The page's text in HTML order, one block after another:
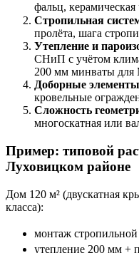
фальц,
Стропильная
пролёта, шага
Утепление и
СНиП с учётом
200 мм минваты
Доборные элементы
кровельные
Сложность
многоскатная или
Пример: типовой
Луховицком районе
Дом 120 м² (двускатная
класса):
монтаж
утепление 200 мм +